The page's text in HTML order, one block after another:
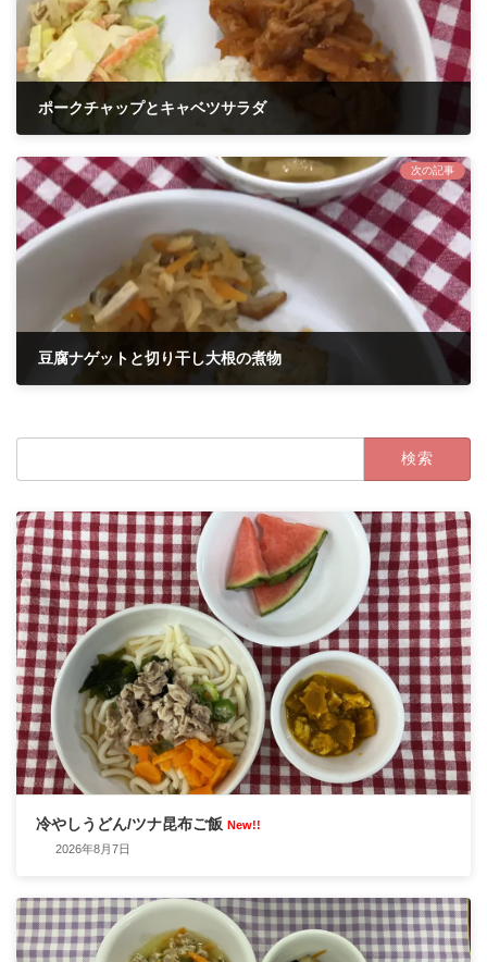
ポークチャップとキャベツサラダ
次の記事
豆腐ナゲットと切り干し大根の煮物
検
冷やしうどん/ツナ昆布ご飯 New!!
2026年8月7日